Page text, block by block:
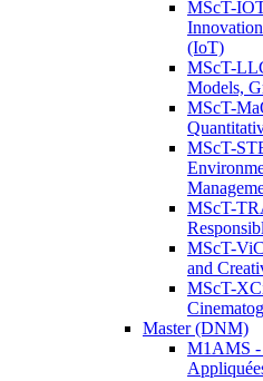
MScT-
(IoT)
MScT-
Models,
MScT-
MScT-
MScT-
MScT-
and
MScT-
Master (DNM)
M1AMS -